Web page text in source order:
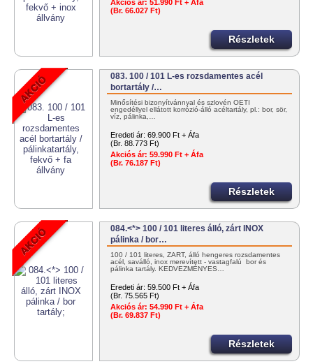
Akciós ár: 51.990 Ft + Áfa
(Br. 66.027 Ft)
Részletek
083. 100 / 101 L-es rozsdamentes acél
bortartály /…
Minősítési bizonyítvánnyal és szlovén OÉTI
engedéllyel ellátott korrózió-álló acéltartály, pl.: bor, sör,
víz, pálinka,…
Eredeti ár: 69.900 Ft + Áfa
(Br. 88.773 Ft)
Akciós ár: 59.990 Ft + Áfa
(Br. 76.187 Ft)
Részletek
084.<*> 100 / 101 literes álló, zárt INOX
pálinka / bor…
100 / 101 literes, ZÁRT, álló hengeres rozsdamentes
acél, saválló, inox merevített - vastagfalú bor és
pálinka tartály. KEDVEZMÉNYES…
Eredeti ár: 59.500 Ft + Áfa
(Br. 75.565 Ft)
Akciós ár: 54.990 Ft + Áfa
(Br. 69.837 Ft)
Részletek